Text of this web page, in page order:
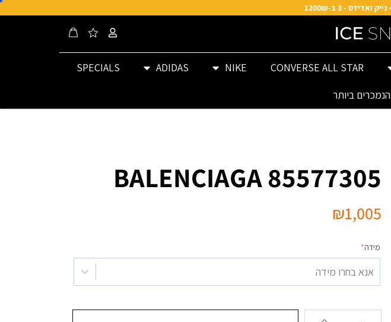
CONVERSE ALL STAR
NIKE
ADIDAS
SPECIALS
הנמכרים ביותר
BALENCIAGA 85577305
₪1,005
מידה*
אנא בחרו מידה